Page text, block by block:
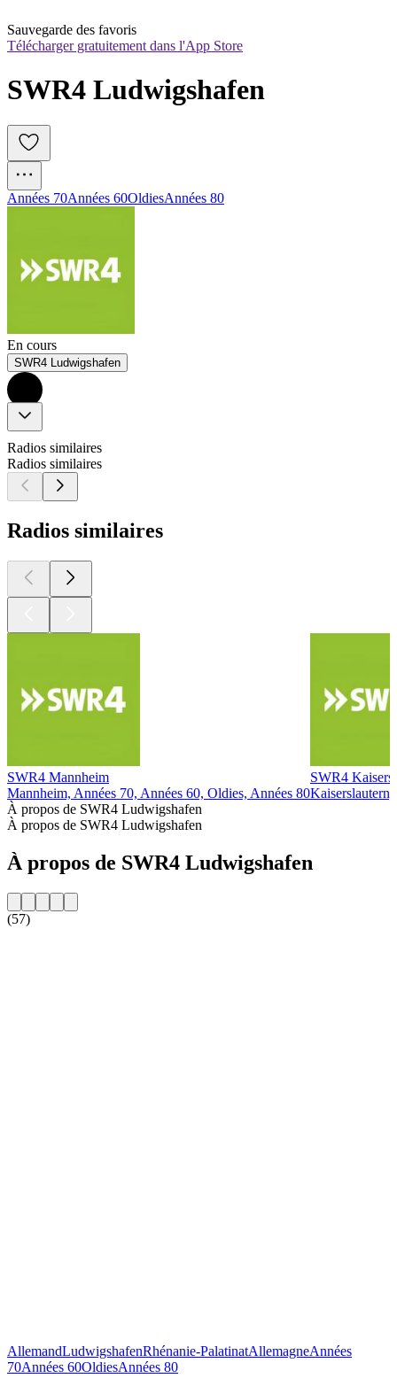
Sauvegarde des favoris
Télécharger gratuitement dans l'App Store
SWR4 Ludwigshafen
Années 70Années 60OldiesAnnées 80
En cours
SWR4 Ludwigshafen
Radios similaires
Radios similaires
Radios similaires
SWR4 Mannheim
Mannheim, Années 70, Années 60, Oldies, Années 80
SWR4
À propos de SWR4 Ludwigshafen
À propos de SWR4 Ludwigshafen
À propos de SWR4 Ludwigshafen
(57)
AllemandLudwigshafenRhénanie-PalatinatAllemagneAnnées
70Années 60OldiesAnnées 80